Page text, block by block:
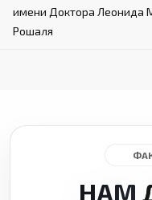
имени Доктора Леонида
Рошаля
НАМ